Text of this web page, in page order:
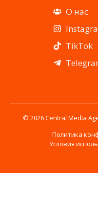
О нас
TikTok
© 2026 Central Media
Политика
Условия